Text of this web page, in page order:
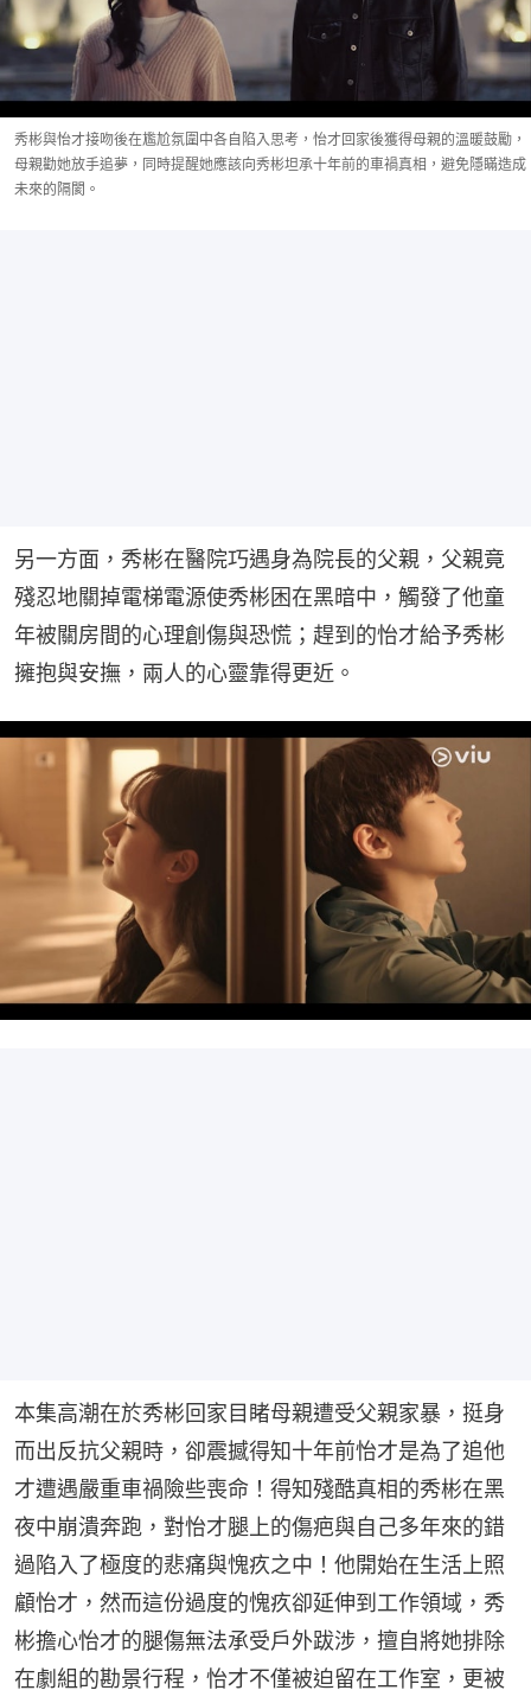
秀彬與怡才接吻後在尷尬氛圍中各自陷入思考，怡才回家後獲得母親的溫暖鼓勵，
母親勸她放手追夢，同時提醒她應該向秀彬坦承十年前的車禍真相，避免隱瞞造成
未來的隔閡。
另一方面，秀彬在醫院巧遇身為院長的父親，父親竟
殘忍地關掉電梯電源使秀彬困在黑暗中，觸發了他童
年被關房間的心理創傷與恐慌；趕到的怡才給予秀彬
擁抱與安撫，兩人的心靈靠得更近。
本集高潮在於秀彬回家目睹母親遭受父親家暴，挺身
而出反抗父親時，卻震撼得知十年前怡才是為了追他
才遭遇嚴重車禍險些喪命！得知殘酷真相的秀彬在黑
夜中崩潰奔跑，對怡才腿上的傷疤與自己多年來的錯
過陷入了極度的悲痛與愧疚之中！他開始在生活上照
顧怡才，然而這份過度的愧疚卻延伸到工作領域，秀
彬擔心怡才的腿傷無法承受戶外跋涉，擅自將她排除
在劇組的勘景行程，怡才不僅被迫留在工作室，更被